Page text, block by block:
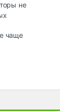
не
чаще